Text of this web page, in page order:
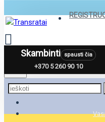
MenuSkambinti spausti čia
+370 5 260 90 10